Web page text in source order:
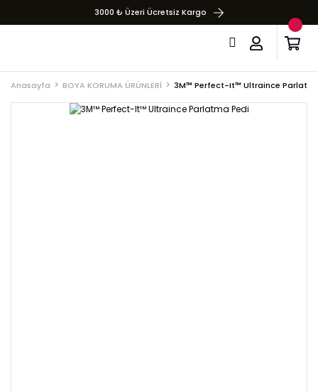
3000 ₺ Üzeri Ücretsiz Kargo
Anasayfa BOYA KORUMA ÜRÜNLERİ 3M™ Perfect-It™ Ultraince